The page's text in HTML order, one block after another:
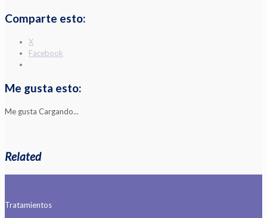
Comparte esto:
X
Facebook
Me gusta esto:
Me gusta Cargando...
Related
Tratamientos